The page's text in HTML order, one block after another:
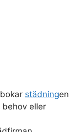
städningen
eller